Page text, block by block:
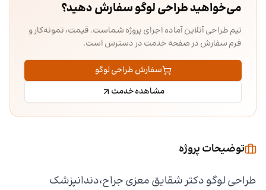
می‌خواهید طراحی لوگو سفارش دهید؟
تیم طراحی آنلاین آماده اجرای پروژه شماست. قیمت، نمونه‌کار و
فرم سفارش در صفحه خدمت در دسترس است.
سفارش طراحی لوگو
مشاهده خدمت
توضیحات پروژه
طراحی لوگو دکتر شقایق معزی جراح،دندانپزشک